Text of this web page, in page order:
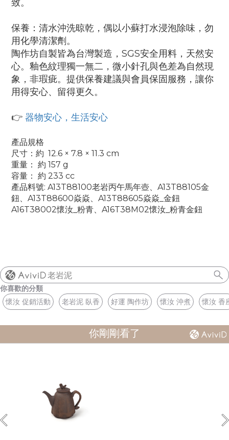
致。
保養：清水沖洗晾乾，偶以小蘇打水浸泡除味，勿
用化學清潔劑。
陶作坊自製皆為台灣製造，SGS安全用料，天然安
心。釉色紋理獨一無二，微小針孔與色差為自然現
象，非瑕疵。提供保養建議與會員保固服務，讓你
用得安心、留得更久。
👉 器物安心，生活安心
產品規格
尺寸： 約 12.6 × 7.8 × 11.3 cm
重量： 約 157 g
容量： 約 233 cc
產品料號: A13T88100老岩丙午馬年壺、A13T88105金
鈕、A13T88600焱焱、A13T88605焱焱_金鈕
A16T38002懷汝_粉青、A16T38M02懷汝_粉青金鈕
老岩泥
你喜歡的分類
懷汝 促銷活動
老岩泥 臥香 好運 陶作坊 懷汝 沖煮 懷汝 香
你剛剛看了